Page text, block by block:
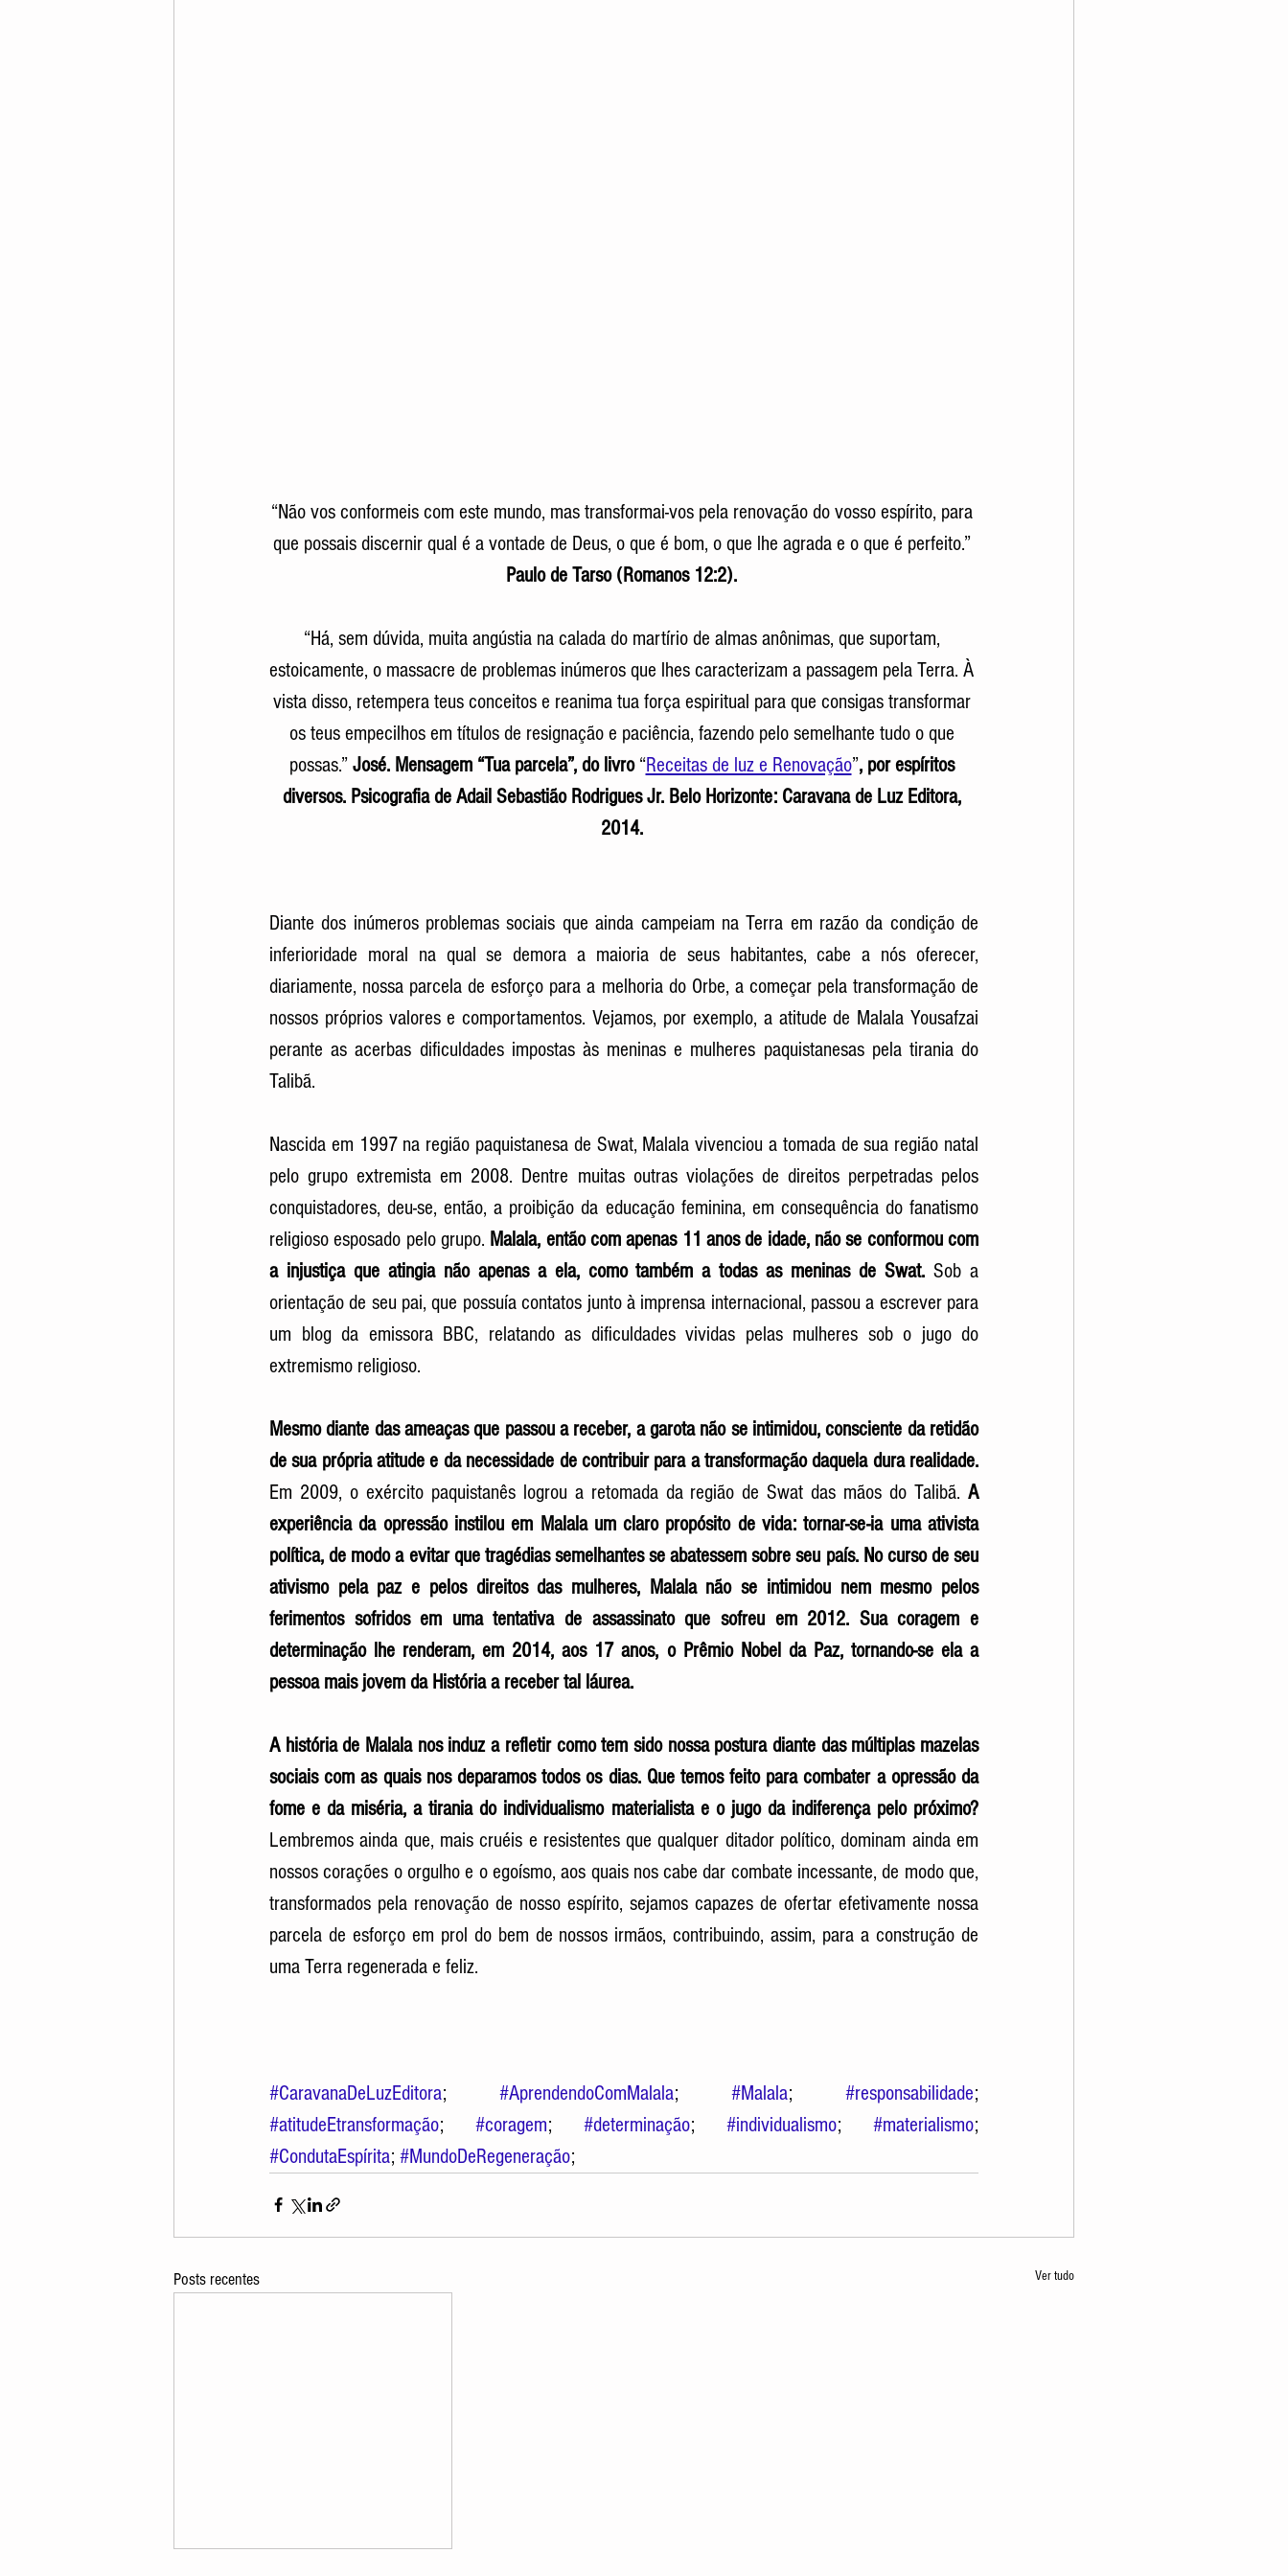
“Não vos conformeis com este mundo, mas transformai-vos pela renovação do vosso espírito, para
que possais discernir qual é a vontade de Deus, o que é bom, o que lhe agrada e o que é perfeito.”
Paulo de Tarso (Romanos 12:2).
“Há, sem dúvida, muita angústia na calada do martírio de almas anônimas, que suportam,
estoicamente, o massacre de problemas inúmeros que lhes caracterizam a passagem pela Terra. À
vista disso, retempera teus conceitos e reanima tua força espiritual para que consigas transformar
os teus empecilhos em títulos de resignação e paciência, fazendo pelo semelhante tudo o que
possas.” José. Mensagem “Tua parcela”, do livro “Receitas de luz e Renovação”, por espíritos
diversos. Psicografia de Adail Sebastião Rodrigues Jr. Belo Horizonte: Caravana de Luz Editora,
2014.
Diante dos inúmeros problemas sociais que ainda campeiam na Terra em razão da condição de
inferioridade moral na qual se demora a maioria de seus habitantes, cabe a nós oferecer,
diariamente, nossa parcela de esforço para a melhoria do Orbe, a começar pela transformação de
nossos próprios valores e comportamentos. Vejamos, por exemplo, a atitude de Malala Yousafzai
perante as acerbas dificuldades impostas às meninas e mulheres paquistanesas pela tirania do
Talibã.
Nascida em 1997 na região paquistanesa de Swat, Malala vivenciou a tomada de sua região natal
pelo grupo extremista em 2008. Dentre muitas outras violações de direitos perpetradas pelos
conquistadores, deu-se, então, a proibição da educação feminina, em consequência do fanatismo
religioso esposado pelo grupo. Malala, então com apenas 11 anos de idade, não se conformou com
a injustiça que atingia não apenas a ela, como também a todas as meninas de Swat. Sob a
orientação de seu pai, que possuía contatos junto à imprensa internacional, passou a escrever para
um blog da emissora BBC, relatando as dificuldades vividas pelas mulheres sob o jugo do
extremismo religioso.
Mesmo diante das ameaças que passou a receber, a garota não se intimidou, consciente da retidão
de sua própria atitude e da necessidade de contribuir para a transformação daquela dura realidade.
Em 2009, o exército paquistanês logrou a retomada da região de Swat das mãos do Talibã. A
experiência da opressão instilou em Malala um claro propósito de vida: tornar-se-ia uma ativista
política, de modo a evitar que tragédias semelhantes se abatessem sobre seu país. No curso de seu
ativismo pela paz e pelos direitos das mulheres, Malala não se intimidou nem mesmo pelos
ferimentos sofridos em uma tentativa de assassinato que sofreu em 2012. Sua coragem e
determinação lhe renderam, em 2014, aos 17 anos, o Prêmio Nobel da Paz, tornando-se ela a
pessoa mais jovem da História a receber tal láurea.
A história de Malala nos induz a refletir como tem sido nossa postura diante das múltiplas mazelas
sociais com as quais nos deparamos todos os dias. Que temos feito para combater a opressão da
fome e da miséria, a tirania do individualismo materialista e o jugo da indiferença pelo próximo?
Lembremos ainda que, mais cruéis e resistentes que qualquer ditador político, dominam ainda em
nossos corações o orgulho e o egoísmo, aos quais nos cabe dar combate incessante, de modo que,
transformados pela renovação de nosso espírito, sejamos capazes de ofertar efetivamente nossa
parcela de esforço em prol do bem de nossos irmãos, contribuindo, assim, para a construção de
uma Terra regenerada e feliz.
#CaravanaDeLuzEditora; #AprendendoComMalala; #Malala; #responsabilidade
#atitudeEtransformação; #coragem; #determinação; #individualismo; #materialismo
#CondutaEspírita; #MundoDeRegeneração;
Posts recentes Ver tudo